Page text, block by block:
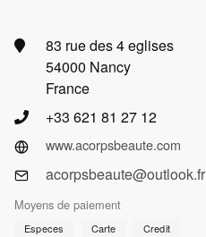
83 rue des 4 eglises
54000 Nancy
France
+33 621 81 27 12
www.acorpsbeaute.com
acorpsbeaute@outlook.fr
Moyens de paiement
Especes Carte Credit